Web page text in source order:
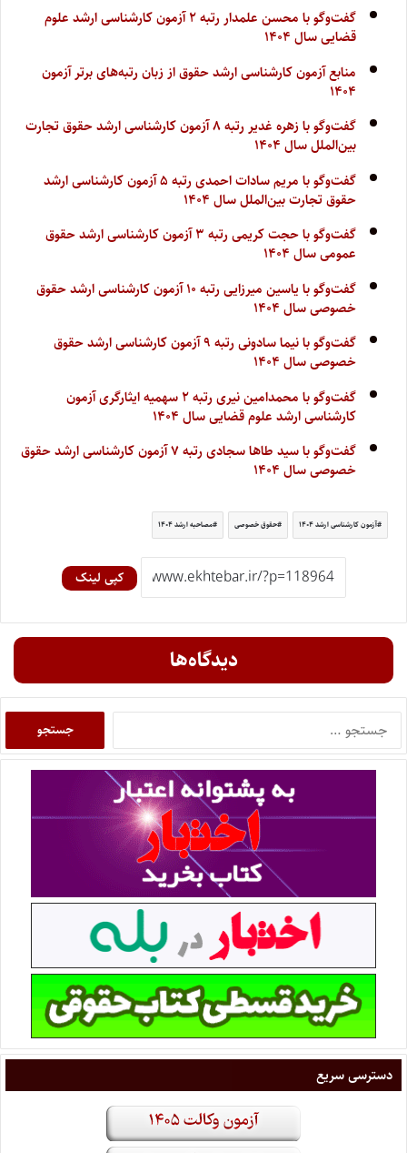
گفت‌وگو با محسن علمدار رتبه ۲ آزمون کارشناسی ارشد علوم
قضایی سال ۱۴۰۴
منابع آزمون کارشناسی ارشد حقوق از زبان رتبه‌های برتر آزمون
۱۴۰۴
گفت‌وگو با زهره غدیر رتبه ۸ آزمون کارشناسی ارشد حقوق تجارت
بین‌الملل سال ۱۴۰۴
گفت‌وگو با مریم‌ سادات احمدی رتبه ۵ آزمون کارشناسی ارشد
حقوق تجارت بین‌الملل سال ۱۴۰۴
گفت‌وگو با حجت کریمی رتبه ۳ آزمون کارشناسی ارشد حقوق
عمومی سال ۱۴۰۴
گفت‌وگو با یاسین میرزایی رتبه ۱۰ آزمون کارشناسی ارشد حقوق
خصوصی سال ۱۴۰۴
گفت‌وگو با نیما سادونی رتبه ۹ آزمون کارشناسی ارشد حقوق
خصوصی سال ۱۴۰۴
گفت‌وگو با محمدامین نیری رتبه ۲ سهمیه ایثارگری آزمون
کارشناسی ارشد علوم قضایی سال ۱۴۰۴
گفت‌وگو با سید طاها سجادی رتبه ۷ آزمون کارشناسی ارشد حقوق
خصوصی سال ۱۴۰۴
آزمون کارشناسی ارشد ۱۴۰۴ حقوق خصوصی مصاحبه ارشد ۱۴۰۴
کپی لینک
دیدگاه‌ها
دسترسی سریع